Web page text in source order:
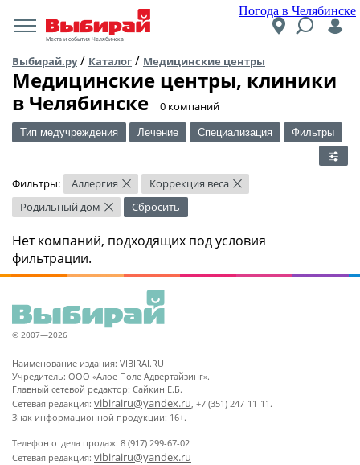
Погода в Челябинске
Места и события Челябинска
Выбирай.ру/ Каталог / Медицинские центры
Медицинские центры, клиники
в Челябинске
​0 компаний
Тип медучреждения Лечение Специализация Фильтры
Фильтры: Аллергия × Коррекция веса ×
Родильный дом × Сбросить
Нет компаний, подходящих под условия
фильтрации.
© 2007—2026
Наименование издания: VIBIRAI.RU
Учредитель: ООО «Алое Поле Адвертайзинг».
Главный сетевой редактор: Сайкин Е.Б.
Сетевая редакция: vibirairu@yandex.ru, +7 (351) 247-11-11.
Знак информационной продукции: 16+.
Телефон отдела продаж: 8 (917) 299-67-02
Сетевая редакция: vibirairu@yandex.ru